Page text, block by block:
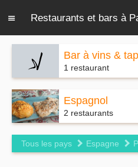
Restaurants et bars à
Bar à vins &
1 restaurant
Espagnol
2 restaurants
Tous les pays Espagne